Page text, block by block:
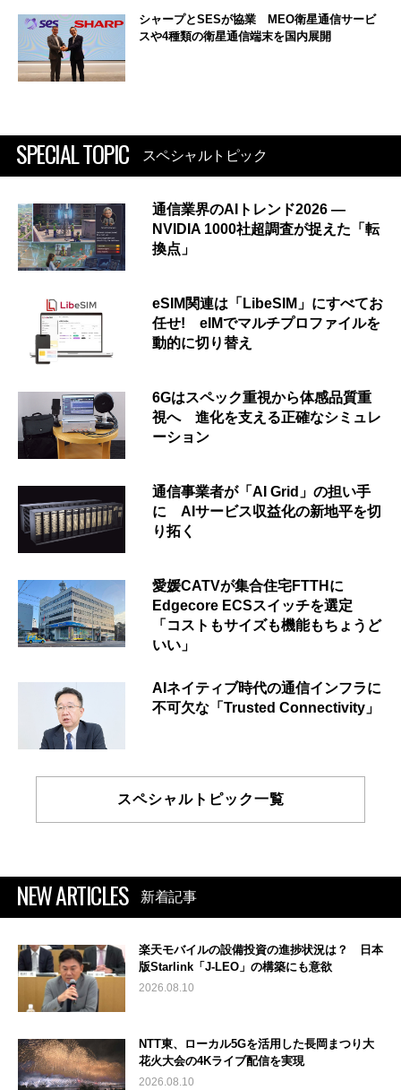
シャープとSESが協業 MEO衛星通信サービ
スや4種類の衛星通信端末を国内展開
SPECIAL TOPIC スペシャルトピック
通信業界のAIトレンド2026 ―
NVIDIA 1000社超調査が捉えた「転
換点」
eSIM関連は「LibeSIM」にすべてお
任せ! eIMでマルチプロファイルを
動的に切り替え
6Gはスペック重視から体感品質重
視へ 進化を支える正確なシミュレ
ーション
通信事業者が「AI Grid」の担い手
に AIサービス収益化の新地平を切
り拓く
愛媛CATVが集合住宅FTTHに
Edgecore ECSスイッチを選定
「コストもサイズも機能もちょうど
いい」
AIネイティブ時代の通信インフラに
不可欠な「Trusted Connectivity」
スペシャルトピック一覧
NEW ARTICLES 新着記事
楽天モバイルの設備投資の進捗状況は？ 日本
版Starlink「J-LEO」の構築にも意欲
2026.08.10
NTT東、ローカル5Gを活用した長岡まつり大
花火大会の4Kライブ配信を実現
2026.08.10